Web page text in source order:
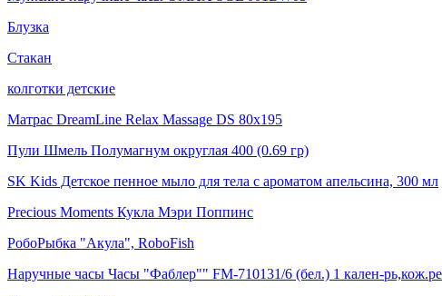
Блузка
Стакан
колготки детские
Матрас DreamLine Relax Massage DS 80x195
Пули Шмель Полумагнум округлая 400 (0.69 гр)
SK Kids Детское пенное мыло для тела с ароматом апельсина, 300 мл
Precious Moments Кукла Мэри Поппинс
РобоРыбка "Акула", RoboFish
Наручные часы Часы "Фаблер"" FM-710131/6 (бел.) 1 кален-